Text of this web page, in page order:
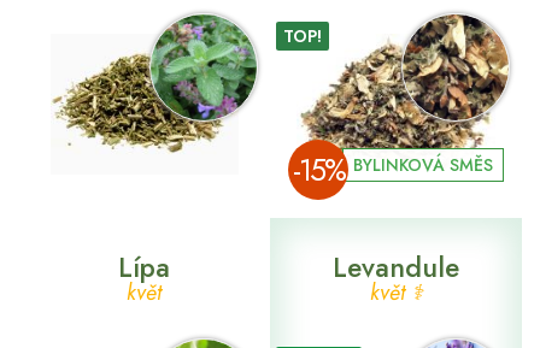
TOP!
BYLINKOVÁ SMĚS
­-15%
Lípa
květ
Levandule
květ ⚕